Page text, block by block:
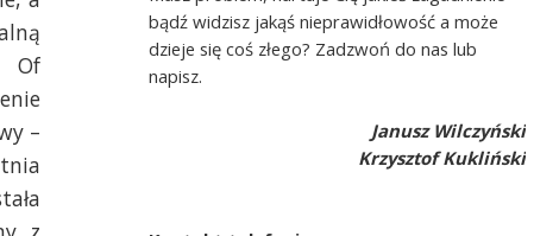
Of
–
bądź widzisz jakąś nieprawidłowość a może
dzieje się coś złego? Zadzwoń do nas lub
napisz.
Janusz Wilczyński
Krzysztof Kukliński